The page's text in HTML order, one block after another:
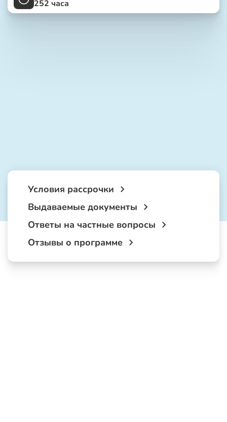
252 часа
Условия рассрочки
Выдаваемые документы
Ответы на частные вопросы
Отзывы о программе